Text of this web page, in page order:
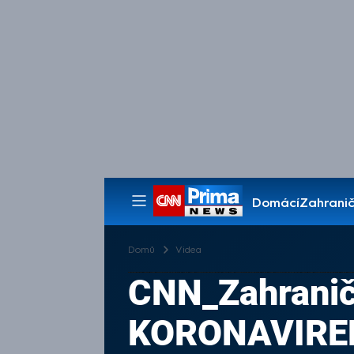
Domácí
Pořady
Domů Videa